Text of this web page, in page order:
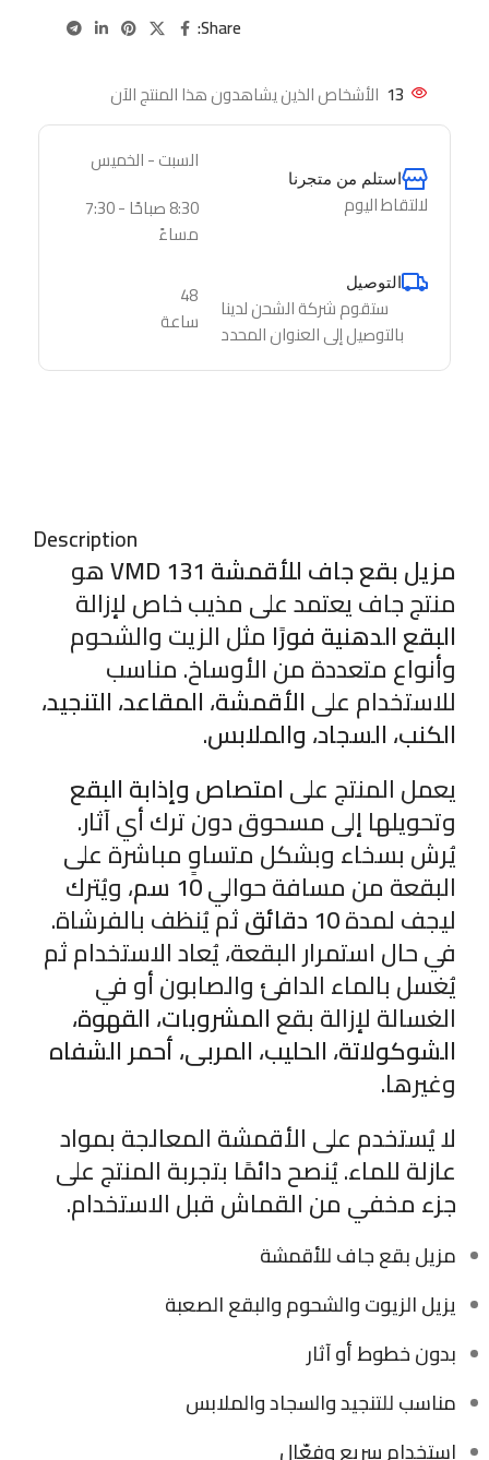
Share:
13 الأشخاص الذين يشاهدون هذا المنتج الآن
استلم من متجرنا
لالتقاط اليوم
السبت - الخميس
8:30 صباحًا - 7:30
مساءً
التوصيل
ستقوم شركة الشحن لدينا
بالتوصيل إلى العنوان المحدد
48
ساعة
Description
مزيل بقع جاف للأقمشة VMD 131 هو
منتج جاف يعتمد على مذيب خاص لإزالة
البقع الدهنية فورًا مثل الزيت والشحوم
وأنواع متعددة من الأوساخ. مناسب
للاستخدام علىالأقمشة، المقاعد، التنجيد،
الكنب، السجاد، والملابس.
يعمل المنتج علىامتصاص وإذابة البقع
وتحويلها إلى مسحوق دون ترك أي آثار.
يُرش بسخاء وبشكل متساوٍ مباشرة على
البقعة من مسافة حوالي10 سم ، ويُترك
ليجف لمدة10 دقائق ثم يُنظف بالفرشاة.
في حال استمرار البقعة، يُعاد الاستخدام ثم
يُغسل بالماء الدافئ والصابون أو في
الغسالة لإزالة بقعالمشروبات، القهوة،
الشوكولاتة، الحليب، المربى، أحمر الشفاه
وغيرها.
لا يُستخدم على الأقمشة المعالجة بمواد
عازلة للماء. يُنصح دائمًا بتجربة المنتج على
جزء مخفي من القماش قبل الاستخدام.
مزيل بقع جاف للأقمشة
يزيل الزيوت والشحوم والبقع الصعبة
بدون خطوط أو آثار
مناسب للتنجيد والسجاد والملابس
استخدام سريع وفعّال